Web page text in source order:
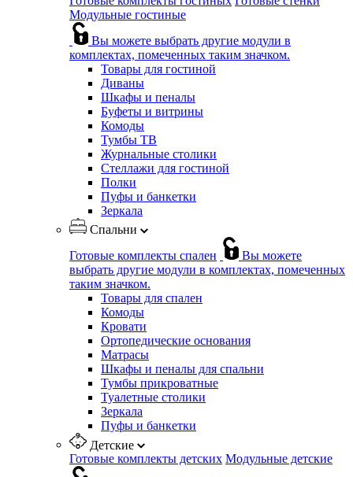
Модульные гостиные
Вы можете выбрать другие модули в
комплектах, помеченных таким значком.
Товары для гостиной
Диваны
Шкафы и пеналы
Буфеты и витрины
Комоды
Тумбы ТВ
Журнальные столики
Стеллажи для гостиной
Полки
Пуфы и банкетки
Зеркала
Спальни
Готовые комплекты спален
Вы можете
выбрать другие модули в комплектах, помеченных
таким значком.
Товары для спален
Комоды
Кровати
Ортопедические основания
Матрасы
Шкафы и пеналы для спальни
Тумбы прикроватные
Туалетные столики
Зеркала
Пуфы и банкетки
Детские
Готовые комплекты детских Модульные детские